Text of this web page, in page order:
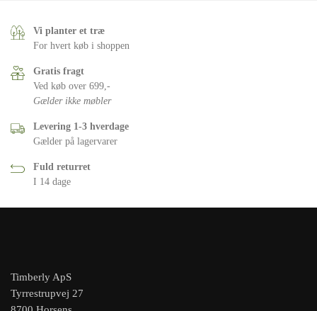
Vi planter et træ
For hvert køb i shoppen
Gratis fragt
Ved køb over 699,-
Gælder ikke møbler
Levering 1-3 hverdage
Gælder på lagervarer
Fuld returret
I 14 dage
Timberly ApS
Tyrrestrupvej 27